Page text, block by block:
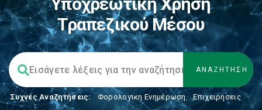
Τραπεζικού Μέσου
Συχνές Αναζητήσεις: Φορολογικη Ενημέρωση, Επιχειρήσεις